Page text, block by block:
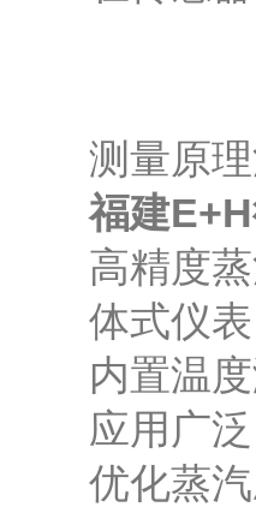
测量原理
福建
高精度
体式仪
内置温
应用广
优化蒸